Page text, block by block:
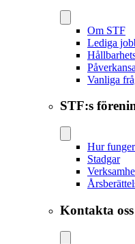
Om STF
Lediga
Vanliga
STF:s
Hur
Stadgar
Kontakta oss